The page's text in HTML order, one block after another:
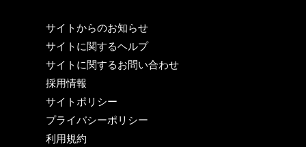
サイトからのお知らせ
サイトに関するヘルプ
サイトに関するお問い合わせ
採用情報
サイトポリシー
プライバシーポリシー
利用規約